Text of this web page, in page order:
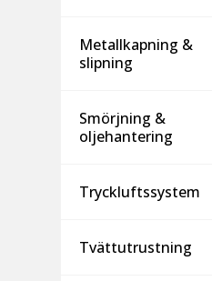
Metallkapning &
slipning
Smörjning &
oljehantering
Tryckluftssystem
Tvättutrustning